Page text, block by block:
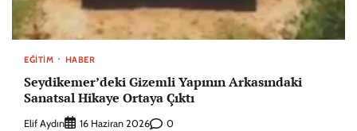
EĞITIM HABER
Seydikemer’deki Gizemli Yapının Arkasındaki
Sanatsal Hikaye Ortaya Çıktı
Elif Aydın 16 Haziran 2026 0